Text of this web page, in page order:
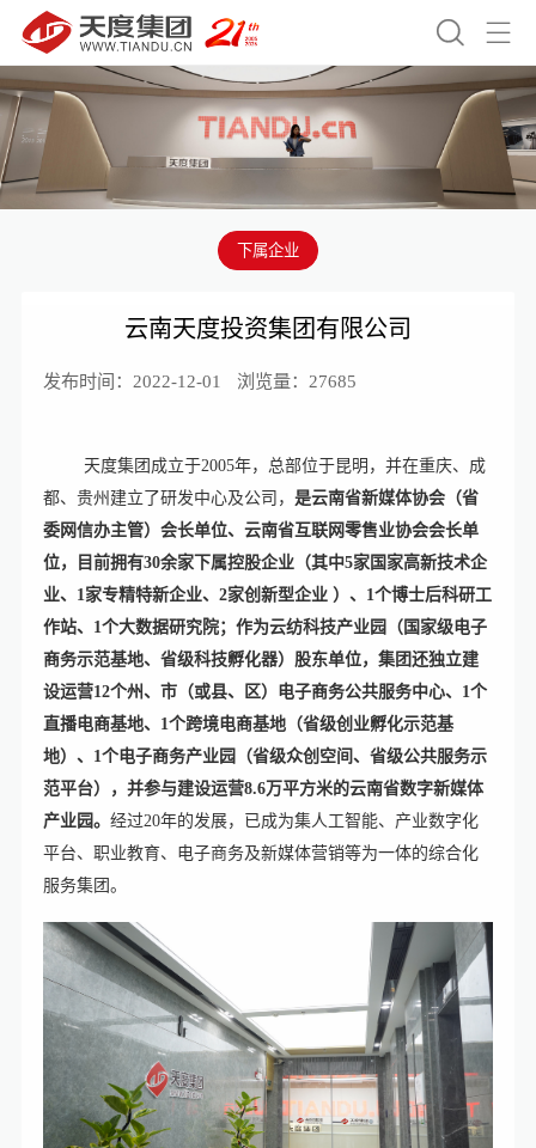


下属企业
云南天度投资集团有限公司
发布时间：2022-12-01 浏览量：27685
天度集团成立于2005年，总部位于昆明，并在重庆、成
都、贵州建立了研发中心及公司， 是云南省新媒体协会（省
委网信办主管）会长单位、云南省互联网零售业协会会长单
位，目前拥有30余家下属控股企业（其中5家国家高新技术企
业、1家专精特新企业、2家创新型企业 ）、1个博士后科研工
作站、1个大数据研究院；作为云纺科技产业园（国家级电子
商务示范基地、省级科技孵化器）股东单位，集团还独立建
设运营12个州、市（或县、区）电子商务公共服务中心、1个
直播电商基地、1个跨境电商基地（省级创业孵化示范基
地）、1个电子商务产业园（省级众创空间、省级公共服务示
范平台），并参与建设运营8.6万平方米的云南省数字新媒体
产业园。 经过20年的发展，已成为集人工智能、产业数字化
平台、职业教育、电子商务及新媒体营销等为一体的综合化
服务集团。